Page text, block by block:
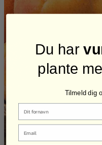
Du har
plante
Tilmeld dig
Email